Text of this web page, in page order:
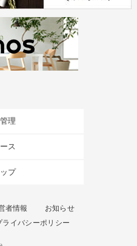
理
ス
プ
者情報
お知らせ
ライバシーポリシー